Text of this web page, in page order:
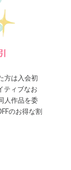
方は入会初
ティブなお
人作品を委
のお得な割